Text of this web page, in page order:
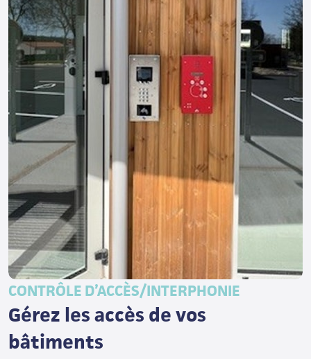
CONTRÔLE D’ACCÈS/INTERPHONIE
Gérez les accès de vos
bâtiments